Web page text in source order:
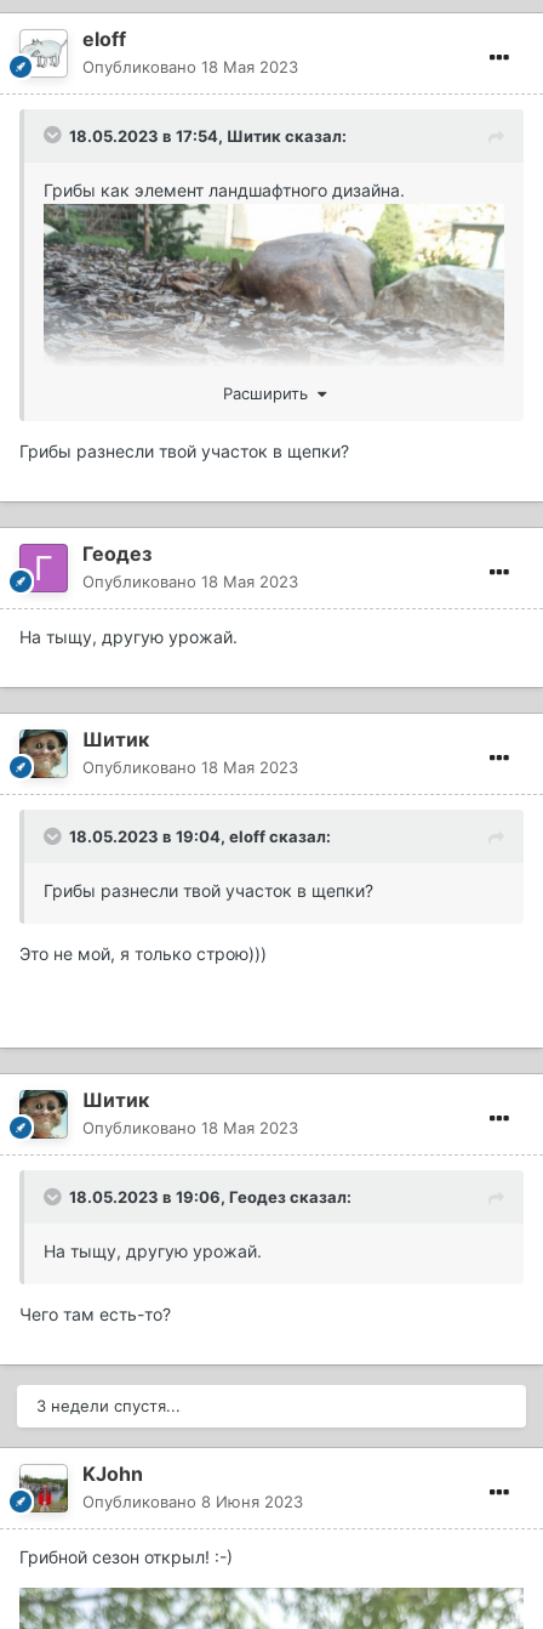
eloff
Опубликовано 18 Мая 2023
18.05.2023 в 17:54, Шитиксказал:
Грибы как элемент ландшафтного дизайна.
Расширить
Грибы разнесли твой участок в щепки?
Геодез
Опубликовано 18 Мая 2023
На тыщу, другую урожай.
Шитик
Опубликовано 18 Мая 2023
18.05.2023 в 19:04, eloffсказал:
Грибы разнесли твой участок в щепки?
Это не мой, я только строю)))
Шитик
Опубликовано 18 Мая 2023
18.05.2023 в 19:06, Геодезсказал:
На тыщу, другую урожай.
Чего там есть-то?
3 недели спустя...
KJohn
Опубликовано 8 Июня 2023
Грибной сезон открыл! :-)